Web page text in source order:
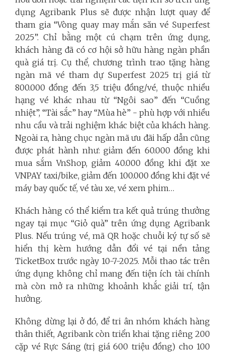
dụng Agribank Plus sẽ được nhận lượt quay để
tham gia “Vòng quay may mắn săn vé Superfest
2025”. Chỉ bằng một cú chạm trên ứng dụng,
khách hàng đã có cơ hội sở hữu hàng ngàn phần
quà giá trị. Cụ thể, chương trình trao tặng hàng
ngàn mã vé tham dự Superfest 2025 trị giá từ
800.000 đồng đến 3,5 triệu đồng/vé, thuộc nhiều
hạng vé khác nhau từ “Ngôi sao” đến “Cuồng
nhiệt”, “Tài sắc” hay “Mùa hè” - phù hợp với nhiều
nhu cầu và trải nghiệm khác biệt của khách hàng.
Ngoài ra, hàng chục ngàn mã ưu đãi hấp dẫn cũng
được phát hành như: giảm đến 60.000 đồng khi
mua sắm VnShop, giảm 40.000 đồng khi đặt xe
VNPAY taxi/bike, giảm đến 100.000 đồng khi đặt vé
máy bay quốc tế, vé tàu xe, vé xem phim…
Khách hàng có thể kiểm tra kết quả trúng thưởng
ngay tại mục “Giỏ quà” trên ứng dụng Agribank
Plus. Nếu trúng vé, mã QR hoặc chuỗi ký tự số sẽ
hiển thị kèm hướng dẫn đổi vé tại nền tảng
TicketBox trước ngày 10-7-2025. Mỗi thao tác trên
ứng dụng không chỉ mang đến tiện ích tài chính
mà còn mở ra những khoảnh khắc giải trí, tận
hưởng.
Không dừng lại ở đó, để tri ân nhóm khách hàng
thân thiết, Agribank còn triển khai tặng riêng 200
cặp vé Rực Sáng (trị giá 600 triệu đồng) cho 100